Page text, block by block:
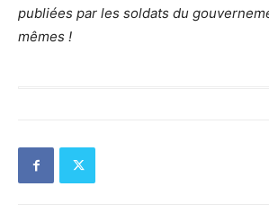
publiées par les soldats du
mêmes !